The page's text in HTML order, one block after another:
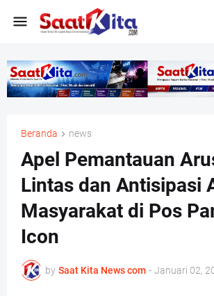
Beranda news
Apel Pemantauan
Lintas dan Antisipasi
Masyarakat di Pos
Icon
by Saat Kita News com - Januari 02,